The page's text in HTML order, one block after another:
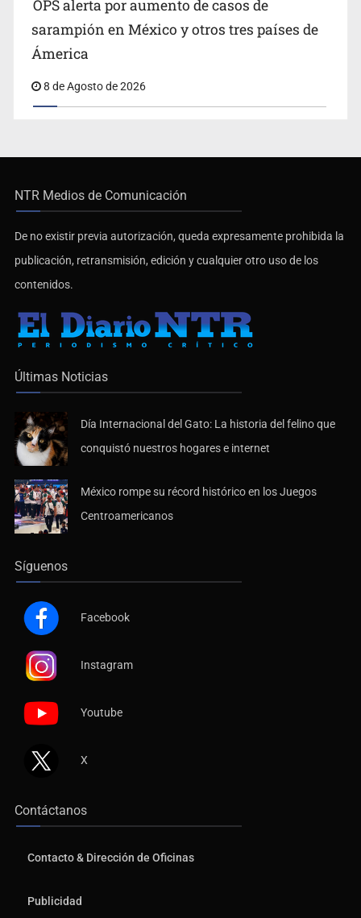
OPS alerta por aumento de casos de
sarampión en México y otros tres países de
Ámerica
8 de Agosto de 2026
NTR Medios de Comunicación
De no existir previa autorización, queda expresamente prohibida la
publicación, retransmisión, edición y cualquier otro uso de los
contenidos.
Últimas Noticias
Día Internacional del Gato: La historia del felino que
conquistó nuestros hogares e internet
México rompe su récord histórico en los Juegos
Centroamericanos
Síguenos
Facebook
Instagram
Youtube
X
Contáctanos
Contacto & Dirección de Oficinas
Publicidad